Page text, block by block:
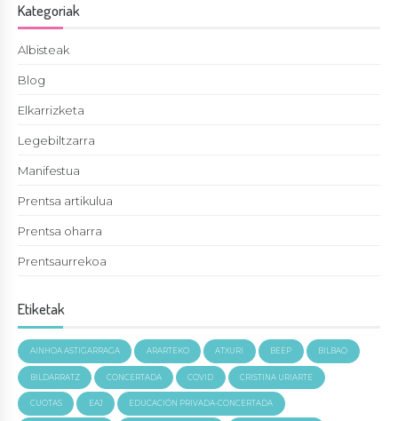
Kategoriak
Albisteak
Blog
Elkarrizketa
Legebiltzarra
Manifestua
Prentsa artikulua
Prentsa oharra
Prentsaurrekoa
Etiketak
AINHOA ASTIGARRAGA ARARTEKO ATXURI BEEP BILBAO
BILDARRATZ CONCERTADA COVID CRISTINA URIARTE
CUOTAS EAJ EDUCACIÓN PRIVADA-CONCERTADA